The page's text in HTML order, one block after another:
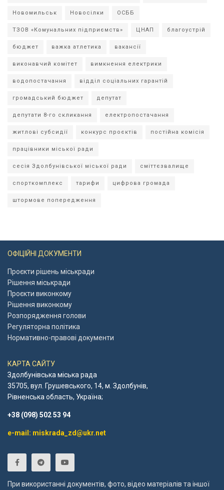
Новомильськ Новосілки ОСББ
ТЗОВ «Комунальних підприємств» ЦНАП благоустрій
бюджет важка атлетика вакансії
виконавчий комітет вимкнення електрики
водопостачання відділ соціальних гарантій
громадський бюджет депутат
депутати 8-го скликання електропостачання
житлові субсидії конкурс проєктів постійна комісія
працівники міської ради
сесія Здолбунівської міської ради сміттєзвалище
спорткомплекс тарифи цифрова громада
штормове попередження
ОФІЦІЙНІ ДОКУМЕНТИ
Проєкти рішень міськради
Рішення міськради
Проєкти виконкому
Рішення виконкому
Розпорядження голови
Регуляторна політика
Нормативно-правові документи
КАРТА САЙТУ
Здолбунівська міська рада
35705, вул. Грушевського, 14, м. Здолбунів,
Рівненська область, Україна;
+38 (098) 502 53 94
e-mail: miskrada_zd@ukr.net
При використанні документів, фото, відео матеріалів та іншої